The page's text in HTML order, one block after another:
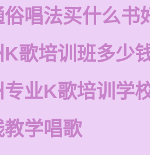
俗唱法买什么书
K歌培训班多少
专业K歌培训学
教学唱歌